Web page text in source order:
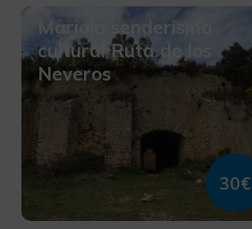
Mariola senderismo
cultural Ruta de los
Neveros
30€